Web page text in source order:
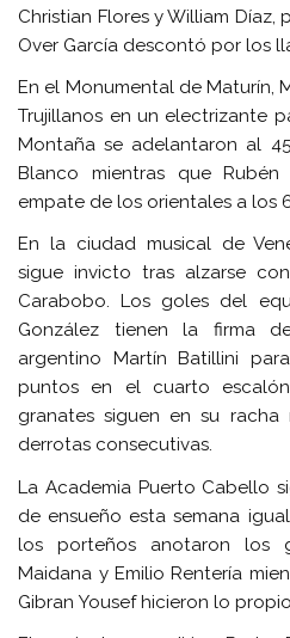
Christian Flores y William
Over García descontó por los
En el Monumental de Maturín,
Trujillanos en un electrizante
Montaña se adelantaron al
Blanco mientras que
empate de los orientales a los
En la ciudad musical de
sigue invicto tras alzarse
Carabobo. Los goles del
González tienen la firma
argentino Martín Batillini
puntos en el cuarto
granates siguen en su
derrotas consecutivas.
La Academia Puerto Cabello
de ensueño esta semana
los porteños anotaron los
Maidana y Emilio Rentería
Gibran Yousef hicieron lo